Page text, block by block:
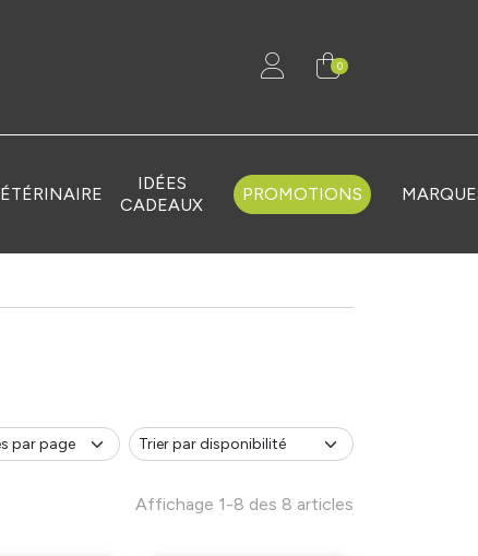
0
IDÉES
CADEAUX
PROMOTIONS
Affichage 1-8 des 8 articles